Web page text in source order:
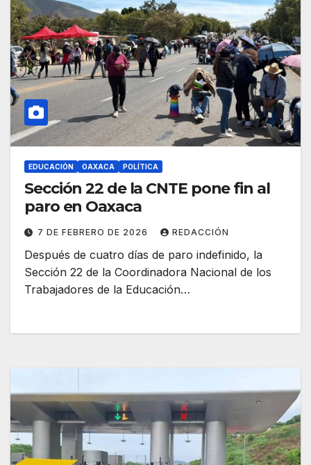
EDUCACIÓN OAXACA POLÍTICA
Sección 22 de la CNTE pone fin al
paro en Oaxaca
7 DE FEBRERO DE 2026 REDACCIÓN
Después de cuatro días de paro indefinido, la
Sección 22 de la Coordinadora Nacional de los
Trabajadores de la Educación…